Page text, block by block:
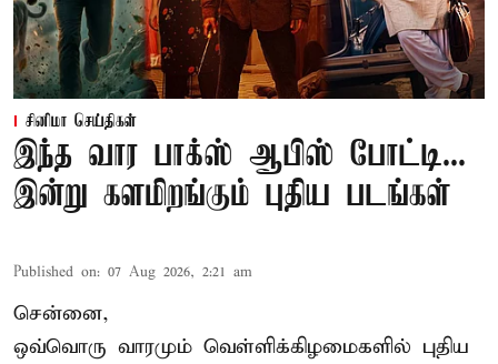
சினிமா செய்திகள்
இந்த வார பாக்ஸ் ஆபிஸ் போட்டி...
இன்று களமிறங்கும் புதிய படங்கள்
Published on: 07 Aug 2026, 2:21 am
சென்னை,
ஒவ்வொரு வாரமும் வெள்ளிக்கிழமைகளில் புதிய